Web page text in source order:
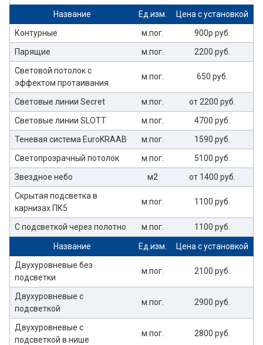
Название Ед.изм.
Цена с установкой
Контурные
м.пог.
900р руб.
Парящие
м.пог.
2200 руб.
Световой потолок с
эффектом протаивания
м.пог. 650 руб.
Световые линии Secret м.пог.
от 2200 руб.
Световые линии SLOTT
м.пог.
4700 руб.
Теневая система EuroKRAAB
м.пог.
1590 руб.
Светопрозрачный потолок
м.пог.
5100 руб.
Звездное небо
м2
от 1400 руб.
Скрытая подсветка в
карнизах ПК5
м.пог. 1100 руб.
С подсветкой через полотно м.пог. 1100 руб.
Название Ед.изм.
Цена с установкой
Двухуровневые без
подсветки
м.пог. 2100 руб.
Двухуровневые с
подсветкой
м.пог. 2900 руб.
Двухуровневые с
подсветкой в нише
м.пог. 2800 руб.